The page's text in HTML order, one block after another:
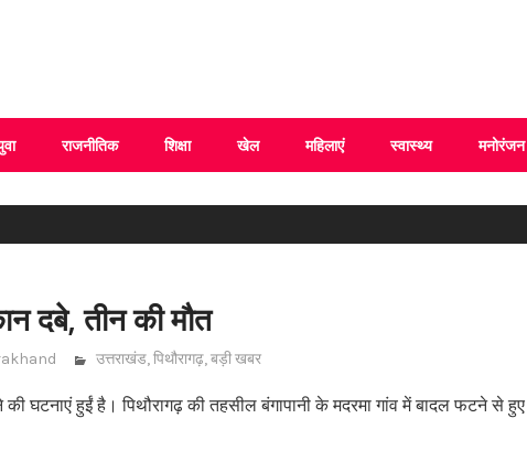
राजनीतिक शिक्षा खेल महिलाएं स्वास्थ्य मनोरंजन
दबे, तीन की मौत
उत्तराखंड,पिथौरागढ़,बड़ी खबर
घटनाएं हुईं है। पिथौरागढ़ की तहसील बंगापानी के मदरमा गांव में बादल फटने से हुए